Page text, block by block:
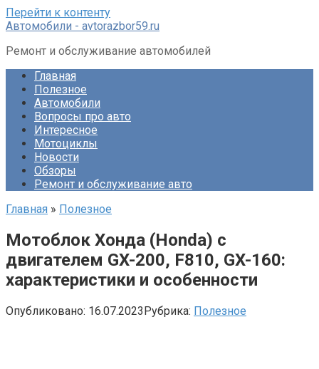
Перейти к контенту
Автомобили - avtorazbor59.ru
Ремонт и обслуживание автомобилей
Главная
Полезное
Автомобили
Вопросы про авто
Интересное
Мотоциклы
Новости
Обзоры
Ремонт и обслуживание авто
Главная » Полезное
Мотоблок Хонда (Honda) с
двигателем GX-200, F810, GX-160:
характеристики и особенности
Опубликовано: 16.07.2023Рубрика: Полезное